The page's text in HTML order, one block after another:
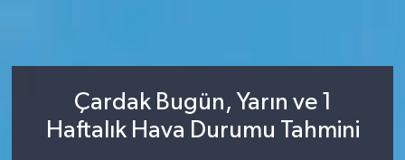
Çardak Bugün, Yarın ve 1
Haftalık Hava Durumu Tahmini
Ekonomi
Son Dakika Haberleri